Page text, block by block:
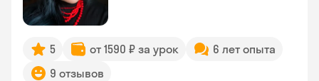
5 от 1590 ₽ за урок
6 лет опыта
9 отзывов